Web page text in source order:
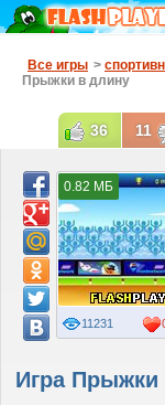
Все игры >
Прыжки в длину
Игра Прыжки
11231
0.82 МБ
36 11